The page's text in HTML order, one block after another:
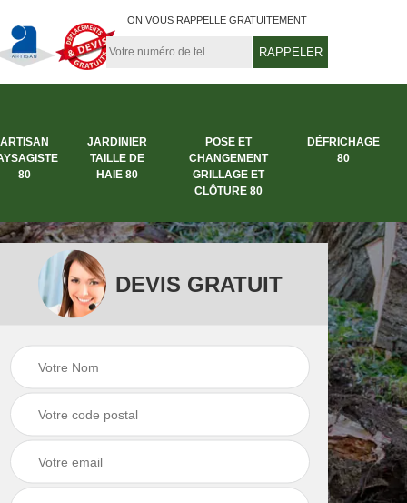
ON VOUS RAPPELLE GRATUITEMENT
ARTISAN
80
JARDINIER
TAILLE DE
HAIE 80
POSE ET
CHANGEMENT
GRILLAGE ET
CLÔTURE 80
DÉFRICHAGE
80
Entreprise abattage
Entreprise de
jardinage 80
DEVIS GRATUIT